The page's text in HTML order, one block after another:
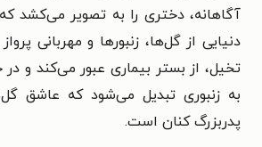
آگاهانه، دختری را به تصویر می‌کشد
دنیایی از گل‌ها، زنبورها و مهربانی
تخیل، از بستر بیماری عبور می‌کند و
به زنبوری تبدیل می‌شود که عاشق
پدربزرگ کنان است.